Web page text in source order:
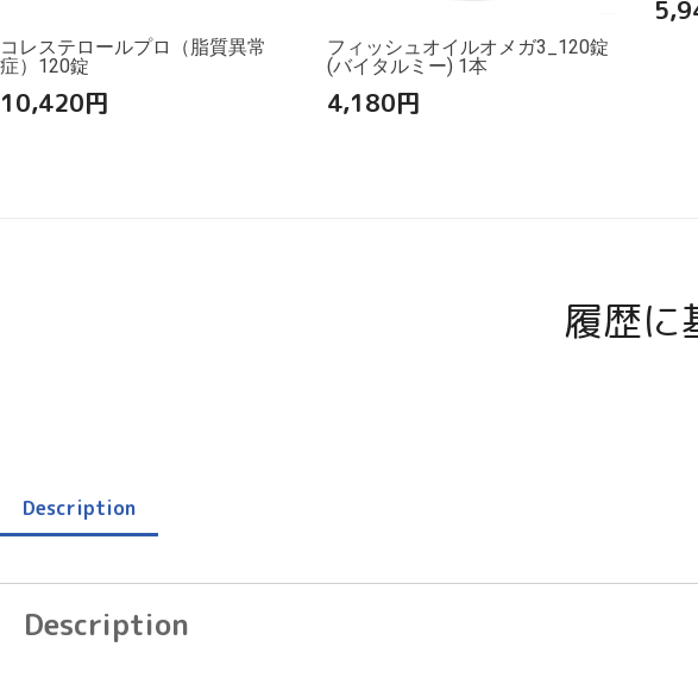
コレステロールプロ（脂質異常
症）120錠
10,420円
フィッシュオイルオメガ3_120錠
(バイタルミー) 1本
4,180円
履歴に
Description
Description